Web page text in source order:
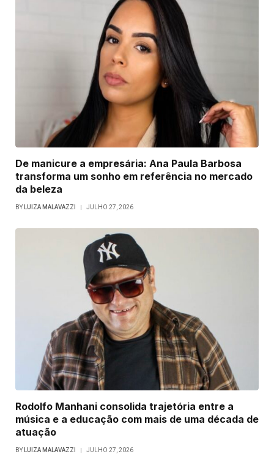
De manicure a empresária: Ana Paula Barbosa
transforma um sonho em referência no mercado
da beleza
BY LUIZA MALAVAZZI JULHO 27, 2026
Rodolfo Manhani consolida trajetória entre a
música e a educação com mais de uma década de
atuação
BY LUIZA MALAVAZZI JULHO 27, 2026